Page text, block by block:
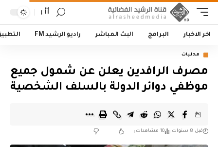
أأ
اخر الاخبار البرامج البث المباشر راديو الرشيد FM
محليات
مصرف الرافدين يعلن عن شمول جميع
موظفي دوائر الدولة بالسلف الشخصية
قبل 8 سنوات 10 مشاهدات